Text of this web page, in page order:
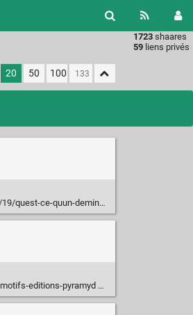
1723 shaares
59 liens privés
20 50 100
quun-demineur-editorial/
editions-pyramyd